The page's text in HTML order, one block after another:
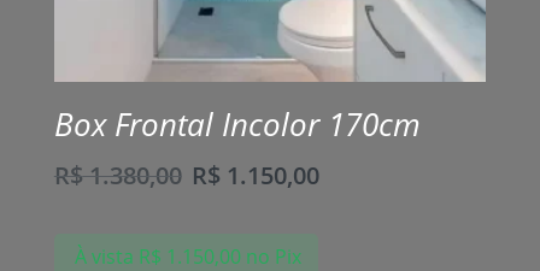
Box Frontal Incolor 170cm
R$1.380,00 R$1.150,00
À vista R$ 1.150,00 no Pix